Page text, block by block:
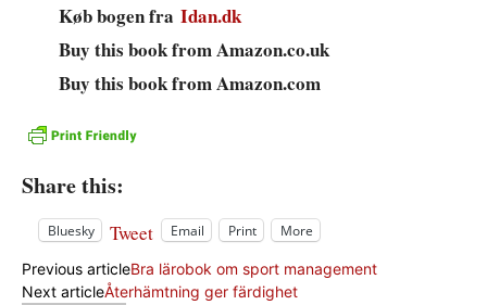
Køb bogen fra Idan.dk
Buy this book from Amazon.co.uk
Buy this book from Amazon.com
Share this:
Bluesky Tweet Email Print More
Previous articleBra lärobok om sport management
Next articleÅterhämtning ger färdighet